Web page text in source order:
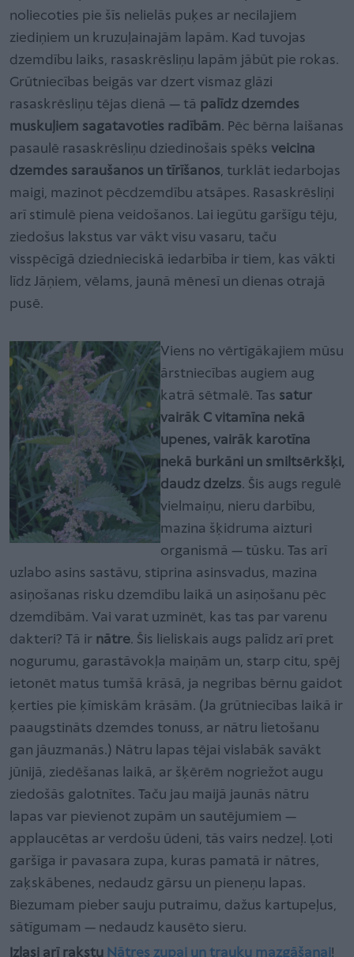
noliecoties pie šīs nelielās puķes ar necilajiem
ziediņiem un kruzuļainajām lapām. Kad tuvojas
dzemdību laiks, rasaskrēsliņu lapām jābūt pie rokas.
Grūtniecības beigās var dzert vismaz glāzi
rasaskrēsliņu tējas dienā — tā palīdz dzemdes
muskuļiem sagatavoties radībām. Pēc bērna laišanas
pasaulē rasaskrēsliņu dziedinošais spēks veicina
dzemdes saraušanos un tīrīšanos, turklāt iedarbojas
maigi, mazinot pēcdzemdību atsāpes. Rasaskrēsliņi
arī stimulē piena veidošanos. Lai iegūtu garšīgu tēju,
ziedošus lakstus var vākt visu vasaru, taču
visspēcīgā dziednieciskā iedarbība ir tiem, kas vākti
līdz Jāņiem, vēlams, jaunā mēnesī un dienas otrajā
pusē.
Viens no vērtīgākajiem mūsu
ārstniecības augiem aug
katrā sētmalē. Tas satur
vairāk C vitamīna nekā
upenes, vairāk karotīna
nekā burkāni un smiltsērkšķi,
daudz dzelzs. Šis augs regulē
vielmaiņu, nieru darbību,
mazina šķidruma aizturi
organismā — tūsku. Tas arī
uzlabo asins sastāvu, stiprina asinsvadus, mazina
asiņošanas risku dzemdību laikā un asiņošanu pēc
dzemdībām. Vai varat uzminēt, kas tas par varenu
dakteri? Tā ir nātre. Šis lieliskais augs palīdz arī pret
nogurumu, garastāvokļa maiņām un, starp citu, spēj
ietonēt matus tumšā krāsā, ja negribas bērnu gaidot
ķerties pie ķīmiskām krāsām. (Ja grūtniecības laikā ir
paaugstināts dzemdes tonuss, ar nātru lietošanu
gan jāuzmanās.) Nātru lapas tējai vislabāk savākt
jūnijā, ziedēšanas laikā, ar šķērēm nogriežot augu
ziedošās galotnītes. Taču jau maijā jaunās nātru
lapas var pievienot zupām un sautējumiem —
applaucētas ar verdošu ūdeni, tās vairs nedzeļ. Ļoti
garšīga ir pavasara zupa, kuras pamatā ir nātres,
zaķskābenes, nedaudz gārsu un pieneņu lapas.
Biezumam pieber sauju putraimu, dažus kartupeļus,
sātīgumam — nedaudz kausēto sieru.
Izlasi arī rakstu Nātres zupai un trauku mazgāšanai !